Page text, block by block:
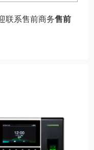
联系售前商务售前